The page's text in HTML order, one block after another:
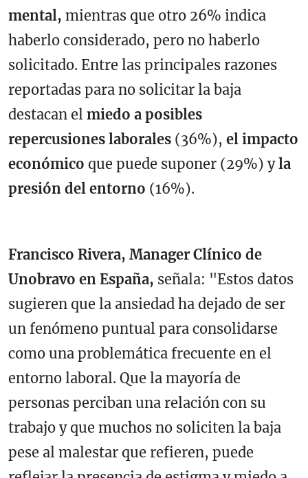
mental, mientras que otro 26% indica
haberlo considerado, pero no haberlo
solicitado. Entre las principales razones
reportadas para no solicitar la baja
destacan el miedo a posibles
repercusiones laborales (36%), el impacto
económico que puede suponer (29%) yla
presión del entorno (16%).
Francisco Rivera, Manager Clínico de
Unobravo en España, señala: "Estos datos
sugieren que la ansiedad ha dejado de ser
un fenómeno puntual para consolidarse
como una problemática frecuente en el
entorno laboral. Que la mayoría de
personas perciban una relación con su
trabajo y que muchos no soliciten la baja
pese al malestar que refieren, puede